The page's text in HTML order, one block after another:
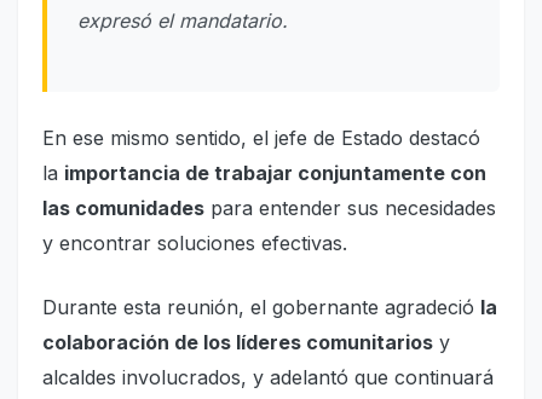
expresó el mandatario.
En ese mismo sentido, el jefe de Estado destacó
la importancia de trabajar conjuntamente con
las comunidades para entender sus necesidades
y encontrar soluciones efectivas.
Durante esta reunión, el gobernante agradeció la
colaboración de los líderes comunitarios y
alcaldes involucrados, y adelantó que continuará